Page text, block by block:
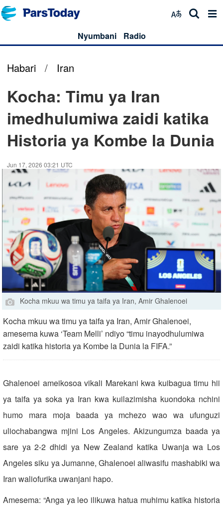
Nyumbani Radio
Habari / Iran
Kocha: Timu ya Iran
imedhulumiwa zaidi katika
Historia ya Kombe la Dunia
Jun 17, 2026 03:21 UTC
Kocha mkuu wa timu ya taifa ya Iran, Amir Ghalenoei
Kocha mkuu wa timu ya taifa ya Iran, Amir Ghalenoei,
amesema kuwa ‘Team Melli’ ndiyo “timu inayodhulumiwa
zaidi katika historia ya Kombe la Dunia la FIFA.”
Ghalenoei ameikosoa vikali Marekani kwa kuibagua timu hii
ya taifa ya soka ya Iran kwa kuilazimisha kuondoka nchini
humo mara moja baada ya mchezo wao wa ufunguzi
uliochabangwa mjini Los Angeles. Akizungumza baada ya
sare ya 2-2 dhidi ya New Zealand katika Uwanja wa Los
Angeles siku ya Jumanne, Ghalenoei aliwasifu mashabiki wa
Iran waliofurika uwanjani hapo.
Amesema: “Anga ya leo ilikuwa hatua muhimu katika historia